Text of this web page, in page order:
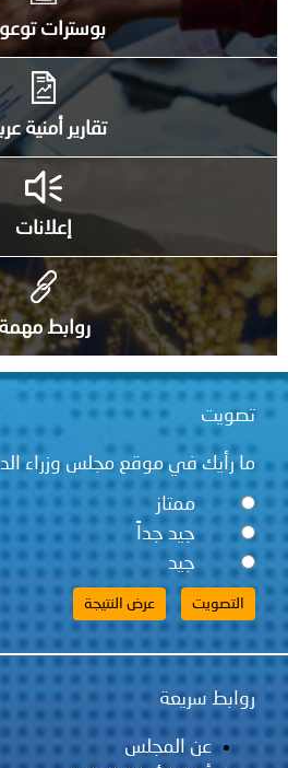
بوسترات
تقارير أمنية
إعلانات
روابط مهمة
تصويت
ما رأيك في موقع مجلس وزراء
ممتاز
جيد جداً
جيد
روابط سريعة
عن المجلس